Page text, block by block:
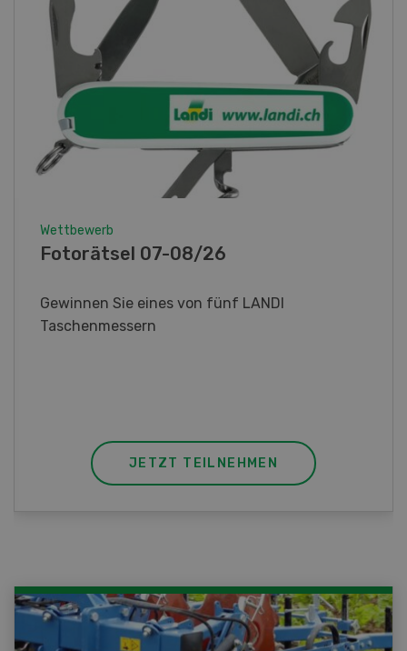
Wettbewerb
Fotorätsel 07-08/26
Gewinnen Sie eines von fünf LANDI
Taschenmessern
JETZT TEILNEHMEN